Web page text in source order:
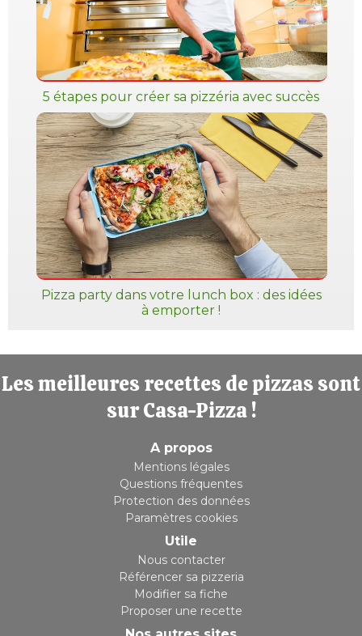
5 étapes pour créer sa pizzéria avec succès
Pizza party dans votre lunch box : des idées
à emporter !
Les meilleures recettes de pizzas sont
sur Casa-Pizza !
A propos
Mentions légales
Questions fréquentes
Protection des données
Paramètres cookies
Utile
Nous contacter
Référencer sa pizzeria
Modifier sa fiche
Proposer une recette